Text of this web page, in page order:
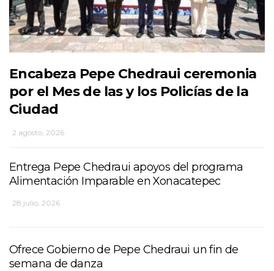
Encabeza Pepe Chedraui ceremonia
por el Mes de las y los Policías de la
Ciudad
2 agosto, 2026
Entrega Pepe Chedraui apoyos del programa
Alimentación Imparable en Xonacatepec
28 julio, 2026
Ofrece Gobierno de Pepe Chedraui un fin de
semana de danza